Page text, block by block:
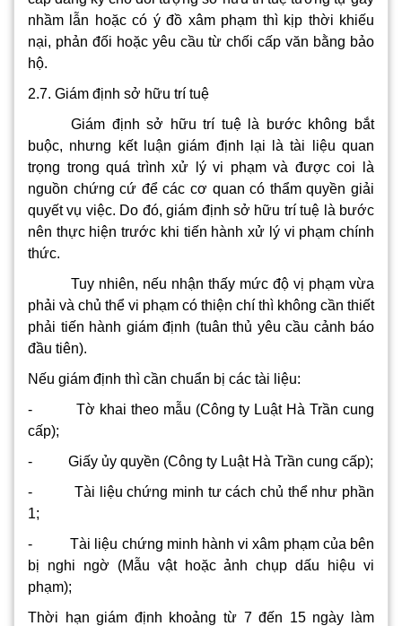
nhầm lẫn hoặc có ý đồ xâm phạm thì kịp thời khiếu
nại, phản đối hoặc yêu cầu từ chối cấp văn bằng bảo
hộ.
2.7. Giám định sở hữu trí tuệ
Giám định sở hữu trí tuệ là bước không bắt
buộc, nhưng kết luận giám định lại là tài liệu quan
trọng trong quá trình xử lý vi phạm và được coi là
nguồn chứng cứ để các cơ quan có thẩm quyền giải
quyết vụ việc. Do đó, giám định sở hữu trí tuệ là bước
nên thực hiện trước khi tiến hành xử lý vi phạm chính
thức.
Tuy nhiên, nếu nhận thấy mức độ vị phạm vừa
phải và chủ thể vi phạm có thiện chí thì không cần thiết
phải tiến hành giám định (tuân thủ yêu cầu cảnh báo
đầu tiên).
Nếu giám định thì cần chuẩn bị các tài liệu:
- Tờ khai theo mẫu (Công ty Luật Hà Trần cung
cấp);
- Giấy ủy quyền (Công ty Luật Hà Trần cung cấp);
- Tài liệu chứng minh tư cách chủ thể như phần
1;
- Tài liệu chứng minh hành vi xâm phạm của bên
bị nghi ngờ (Mẫu vật hoặc ảnh chụp dấu hiệu vi
phạm);
Thời hạn giám định khoảng từ 7 đến 15 ngày làm